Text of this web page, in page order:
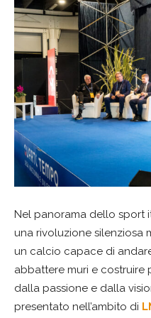
Nel panorama dello sport
una rivoluzione silenziosa
un calcio capace di
abbattere muri e
dalla passione e dalla
presentato nell’ambito di